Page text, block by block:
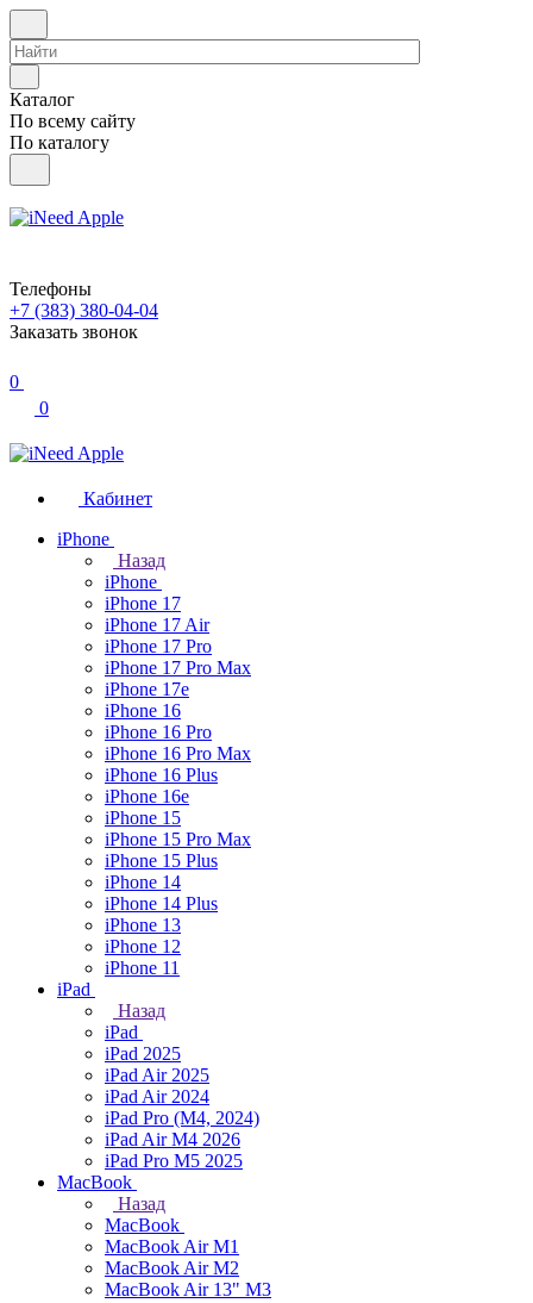
Каталог
По всему сайту
По каталогу
Телефоны
+7 (383) 380-04-04
Заказать звонок
0
0
Кабинет
iPhone
Назад
iPhone
iPhone 17
iPhone 17 Air
iPhone 17 Pro
iPhone 17 Pro Max
iPhone 17e
iPhone 16
iPhone 16 Pro
iPhone 16 Pro Max
iPhone 16 Plus
iPhone 16e
iPhone 15
iPhone 15 Pro Max
iPhone 15 Plus
iPhone 14
iPhone 14 Plus
iPhone 13
iPhone 12
iPhone 11
iPad
Назад
iPad
iPad 2025
iPad Air 2025
iPad Air 2024
iPad Pro (M4, 2024)
iPad Air M4 2026
iPad Pro M5 2025
MacBook
Назад
MacBook
MacBook Air M1
MacBook Air M2
MacBook Air 13" M3